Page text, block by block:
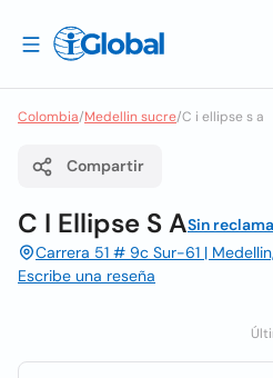
Colombia/Medellin sucre/C i ellipse s a
Compartir
C I Ellipse S ASin
Carrera 51 # 9c Sur-61 |
Escribe una reseña